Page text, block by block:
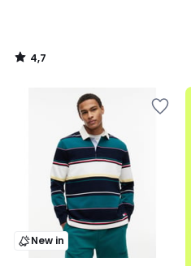
4,7
/
New in
.